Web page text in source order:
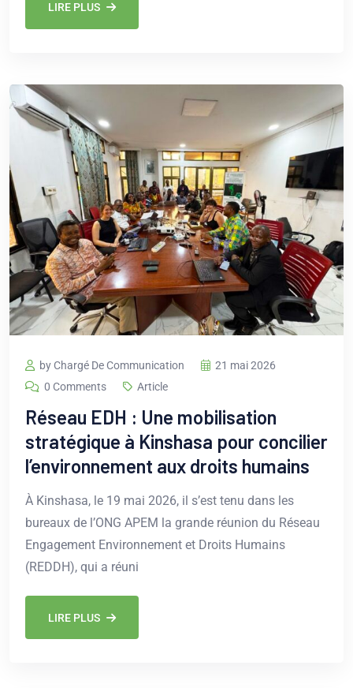
LIRE PLUS
by Chargé De Communication
21 mai 2026
0 Comments
Article
Réseau EDH : Une mobilisation
stratégique à Kinshasa pour concilier
l’environnement aux droits humains
À Kinshasa, le 19 mai 2026, il s’est tenu dans les
bureaux de l’ONG APEM la grande réunion du Réseau
Engagement Environnement et Droits Humains
(REDDH), qui a réuni
LIRE PLUS